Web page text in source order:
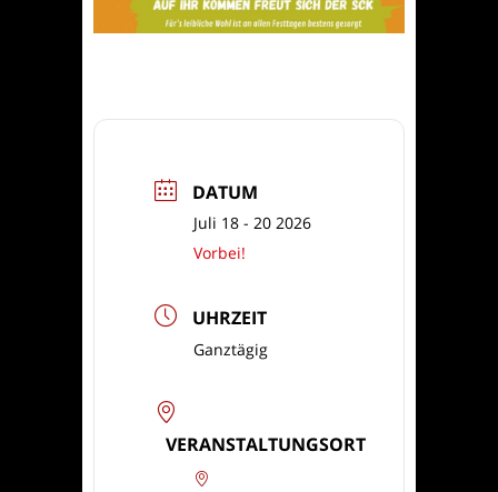
DATUM
Juli 18 - 20 2026
Vorbei!
UHRZEIT
Ganztägig
VERANSTALTUNGSORT